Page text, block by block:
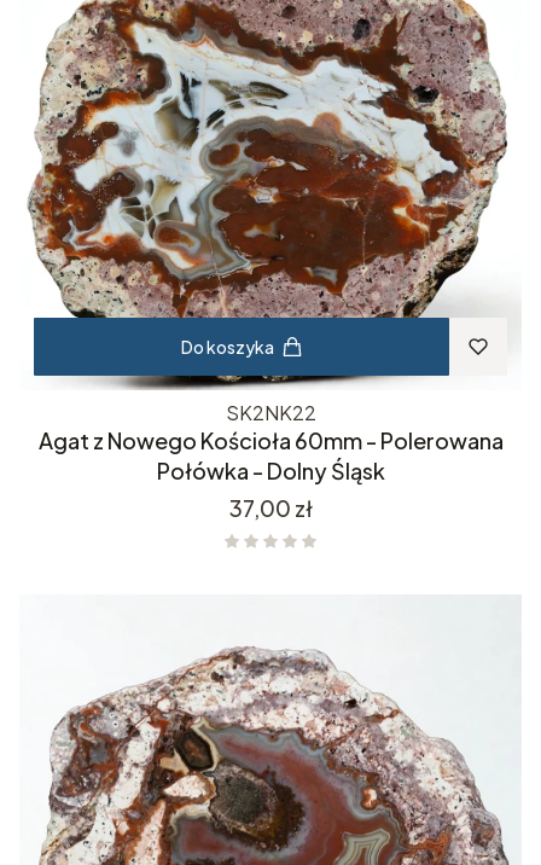
Do koszyka
SK2NK22
Agat z Nowego Kościoła 60mm - Polerowana
Połówka - Dolny Śląsk
Cena
37,00 zł